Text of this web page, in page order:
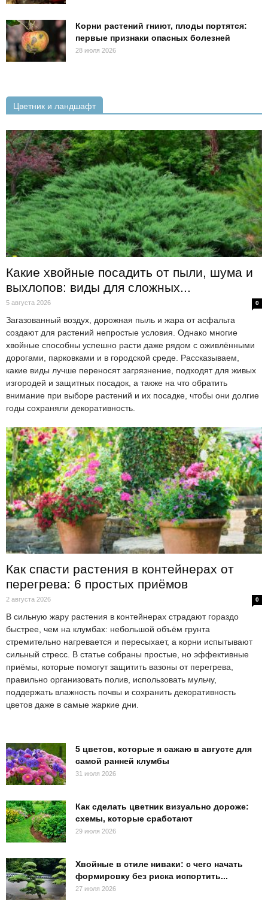
Корни растений гниют, плоды портятся:
первые признаки опасных болезней
28 июля 2026
Цветник и ландшафт
Какие хвойные посадить от пыли, шума и
выхлопов: виды для сложных...
5 августа 2026 0
Загазованный воздух, дорожная пыль и жара от асфальта
создают для растений непростые условия. Однако многие
хвойные способны успешно расти даже рядом с оживлёнными
дорогами, парковками и в городской среде. Рассказываем,
какие виды лучше переносят загрязнение, подходят для живых
изгородей и защитных посадок, а также на что обратить
внимание при выборе растений и их посадке, чтобы они долгие
годы сохраняли декоративность.
Как спасти растения в контейнерах от
перегрева: 6 простых приёмов
2 августа 2026 0
В сильную жару растения в контейнерах страдают гораздо
быстрее, чем на клумбах: небольшой объём грунта
стремительно нагревается и пересыхает, а корни испытывают
сильный стресс. В статье собраны простые, но эффективные
приёмы, которые помогут защитить вазоны от перегрева,
правильно организовать полив, использовать мульчу,
поддержать влажность почвы и сохранить декоративность
цветов даже в самые жаркие дни.
5 цветов, которые я сажаю в августе для
самой ранней клумбы
31 июля 2026
Как сделать цветник визуально дороже:
схемы, которые сработают
29 июля 2026
Хвойные в стиле ниваки: с чего начать
формировку без риска испортить...
27 июля 2026